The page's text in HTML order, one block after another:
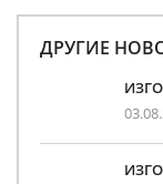
ДРУГИЕ